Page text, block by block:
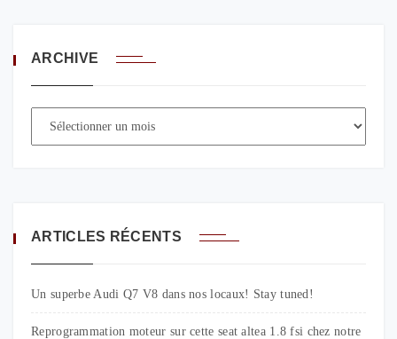
ARCHIVE
ARTICLES RÉCENTS
Un superbe Audi Q7 V8 dans nos locaux! Stay tuned!
Reprogrammation moteur sur cette seat altea 1.8 fsi chez notre